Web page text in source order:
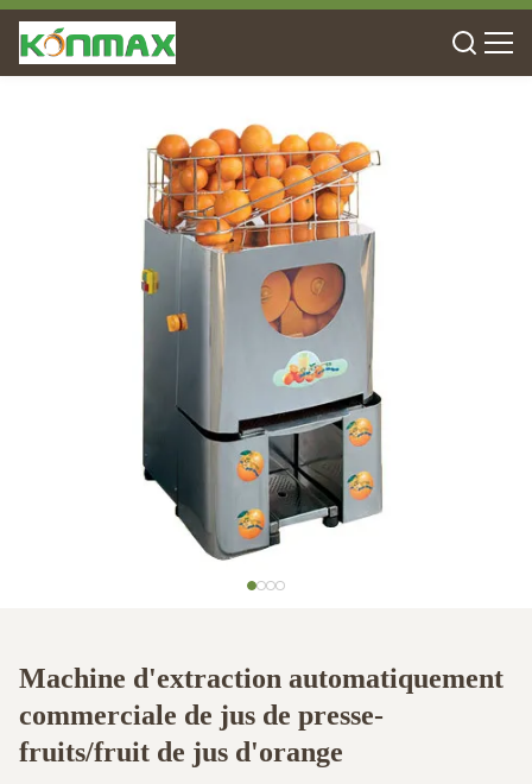
Machine d'extraction automatiquement
commerciale de jus de presse-
fruits/fruit de jus d'orange